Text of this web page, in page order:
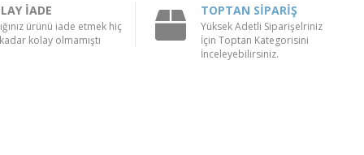
İADE
ürünü iade etmek hiç
kolay olmamıştı
TOPTAN SİPARİŞ
Yüksek Adetli Siparişelriniz
İçin Toptan Kategorisini
İnceleyebilirsiniz.